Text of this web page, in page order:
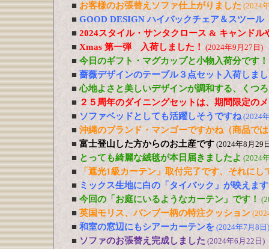
■ お客様のお張替えソファ仕上がりました (2024
■ GOOD DESIGN ハイバックチェア＆スツー
■ 2024スタイル・サンタクロース & キャンドル
■ Xmas 第一弾 入荷しました！ (2024年9月27日)
■ 今日のギフト・マグカップと小物入荷分です！
■ 薔薇デザインのテーブル３点セット入荷しま
■ 心地よさと美しいデザインが調和する、くつ
■ ２５周年のダイニングセットは、期間限定の
■ ソファベッドとしても活躍しそうですね(2024
■ 沖縄のブランド・マンゴーですかね（商品で
■ 富士登山した方からのお土産です (2024年8月29
■ とっても綺麗な絨毯が本日届きましたよ (2024
■
「遮光1級カーテン」取付完了です、それに
■ ミックス生地に白の「タイバック」が映えま
■ 今回の「お庭にいるようなカーテン」です！
■ 英国モリス、バンブー柄の特注クッション
■ 和室の窓辺にもシアーカーテンを (2024年7月8日)
■ ソファのお張替え完成しました (2024年6月22日)